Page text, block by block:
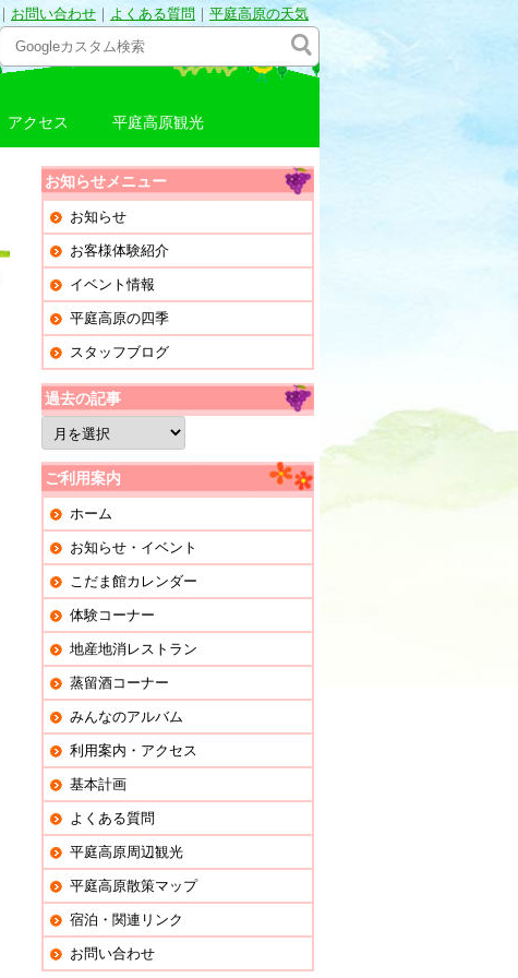
｜ お問い合わせ ｜ よくある質問 ｜ 平庭高原の天気
アクセス 平庭高原観光
お知らせメニュー
お知らせ
お客様体験紹介
イベント情報
平庭高原の四季
スタッフブログ
過去の記事
過
去
の
記
事
ご利用案内
ホーム
お知らせ・イベント
こだま館カレンダー
体験コーナー
地産地消レストラン
蒸留酒コーナー
みんなのアルバム
利用案内・アクセス
基本計画
よくある質問
平庭高原周辺観光
平庭高原散策マップ
宿泊・関連リンク
お問い合わせ